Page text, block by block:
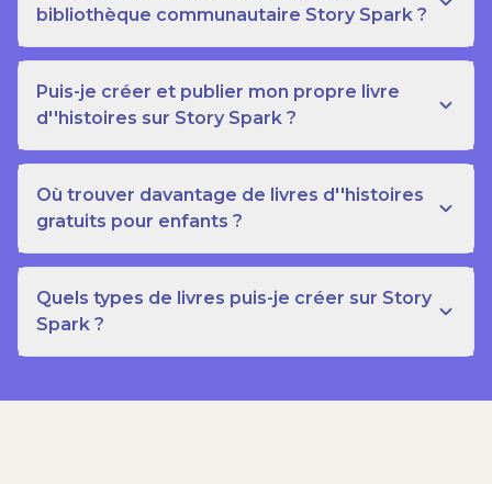
bibliothèque communautaire Story Spark ?
Puis-je créer et publier mon propre livre
d''histoires sur Story Spark ?
Où trouver davantage de livres d''histoires
gratuits pour enfants ?
Quels types de livres puis-je créer sur Story
Spark ?